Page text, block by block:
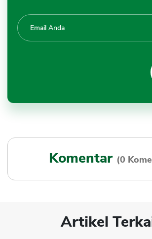
Komentar (0
Artikel